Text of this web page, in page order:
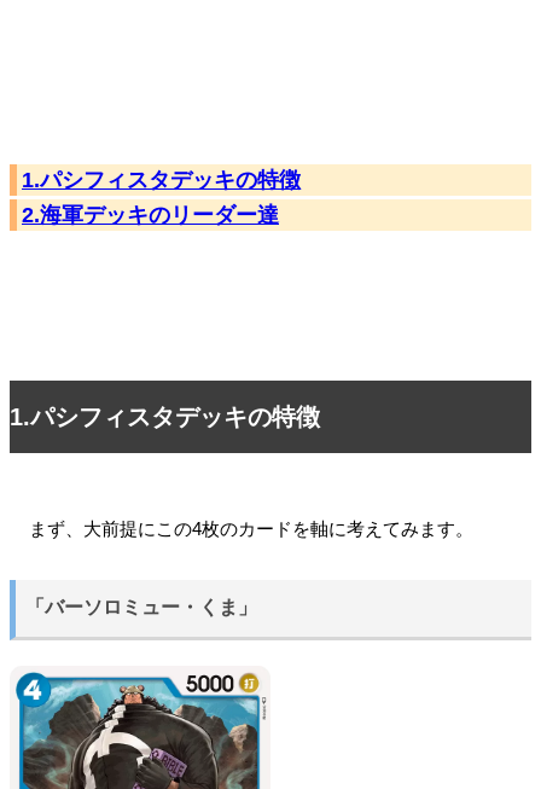
1.パシフィスタデッキの特徴
2.海軍デッキのリーダー達
1.パシフィスタデッキの特徴
まず、大前提にこの4枚のカードを軸に考えてみます。
「バーソロミュー・くま」